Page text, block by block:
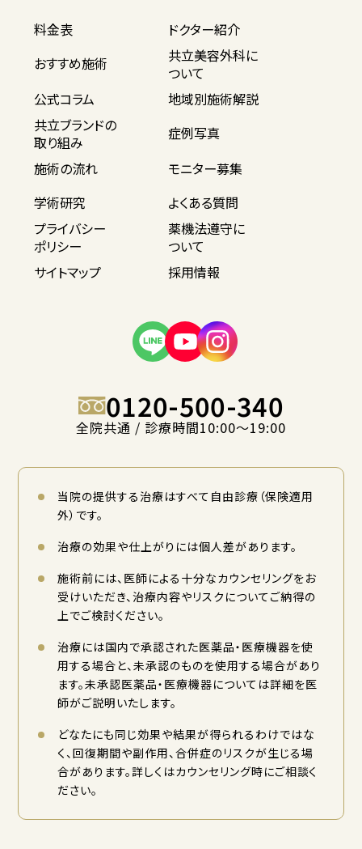
料金表
ドクター紹介
おすすめ施術
共立美容外科に
ついて
公式コラム
地域別施術解説
共立ブランドの
取り組み
症例写真
施術の流れ
モニター募集
学術研究
よくある質問
プライバシー
ポリシー
薬機法遵守に
ついて
サイトマップ
採用情報
0120-500-340
全院共通 / 診療時間10:00〜19:00
当院の提供する治療はすべて自由診療（保険適用
外）です。
治療の効果や仕上がりには個人差があります。
施術前には、医師による十分なカウンセリングをお
受けいただき、治療内容やリスクについてご納得の
上でご検討ください。
治療には国内で承認された医薬品・医療機器を使
用する場合と、未承認のものを使用する場合があり
ます。未承認医薬品・医療機器については詳細を医
師がご説明いたします。
どなたにも同じ効果や結果が得られるわけではな
く、回復期間や副作用、合併症のリスクが生じる場
合があります。詳しくはカウンセリング時にご相談く
ださい。